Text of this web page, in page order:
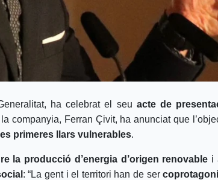
ha celebrat el seu acte de
companyia, Ferran Çivit, ha anunciat que
primeres llars vulnerables.
la producció d’energia d’origen renovable i
: “La gent i el territori han de ser